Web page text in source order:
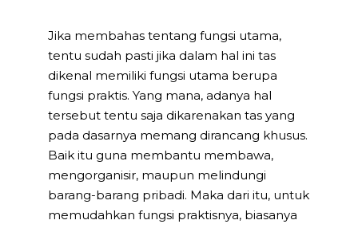
Jika membahas tentang fungsi utama,
tentu sudah pasti jika dalam hal ini tas
dikenal memiliki fungsi utama berupa
fungsi praktis. Yang mana, adanya hal
tersebut tentu saja dikarenakan tas yang
pada dasarnya memang dirancang khusus.
Baik itu guna membantu membawa,
mengorganisir, maupun melindungi
barang-barang pribadi. Maka dari itu, untuk
memudahkan fungsi praktisnya, biasanya